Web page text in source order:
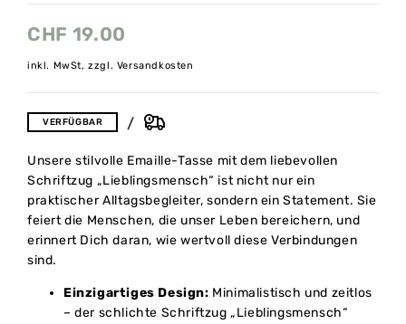
CHF 19.00
inkl. MwSt, zzgl. Versandkosten
VERFÜGBAR
Unsere stilvolle Emaille-Tasse mit dem liebevollen
Schriftzug „Lieblingsmensch“ ist nicht nur ein
praktischer Alltagsbegleiter, sondern ein Statement. Sie
feiert die Menschen, die unser Leben bereichern, und
erinnert Dich daran, wie wertvoll diese Verbindungen
sind.
Einzigartiges Design: Minimalistisch und zeitlos
– der schlichte Schriftzug „Lieblingsmensch“